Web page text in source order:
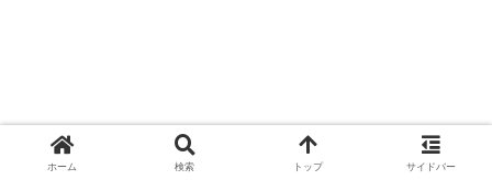
ホーム 検索 トップ サイドバー